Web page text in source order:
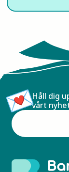
Håll dig
vårt